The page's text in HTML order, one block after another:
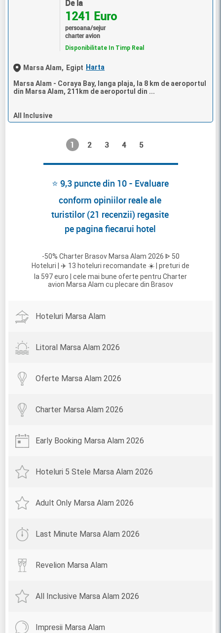
De la
1241 Euro
persoana/sejur
charter avion
Disponibilitate In Timp Real
Marsa Alam, Egipt Harta
Marsa Alam - Coraya Bay, langa plaja, la 8 km de aeroportul
din Marsa Alam, 211km de aeroportul din ...
All Inclusive
1 2 3 4 5
⭐ 9,3 puncte din 10 - Evaluare
conform opiniilor reale ale
turistilor (21 recenzii) regasite
pe pagina fiecarui hotel
-50% Charter Brasov Marsa Alam 2026 ᐈ 50
Hoteluri | ✈️ 13 hoteluri recomandate ☀️ | preturi de
la 597 euro | cele mai bune oferte pentru Charter
avion Marsa Alam cu plecare din Brasov
Hoteluri Marsa Alam
Litoral Marsa Alam 2026
Oferte Marsa Alam 2026
Charter Marsa Alam 2026
Early Booking Marsa Alam 2026
Hoteluri 5 Stele Marsa Alam 2026
Adult Only Marsa Alam 2026
Last Minute Marsa Alam 2026
Revelion Marsa Alam
All Inclusive Marsa Alam 2026
Impresii Marsa Alam